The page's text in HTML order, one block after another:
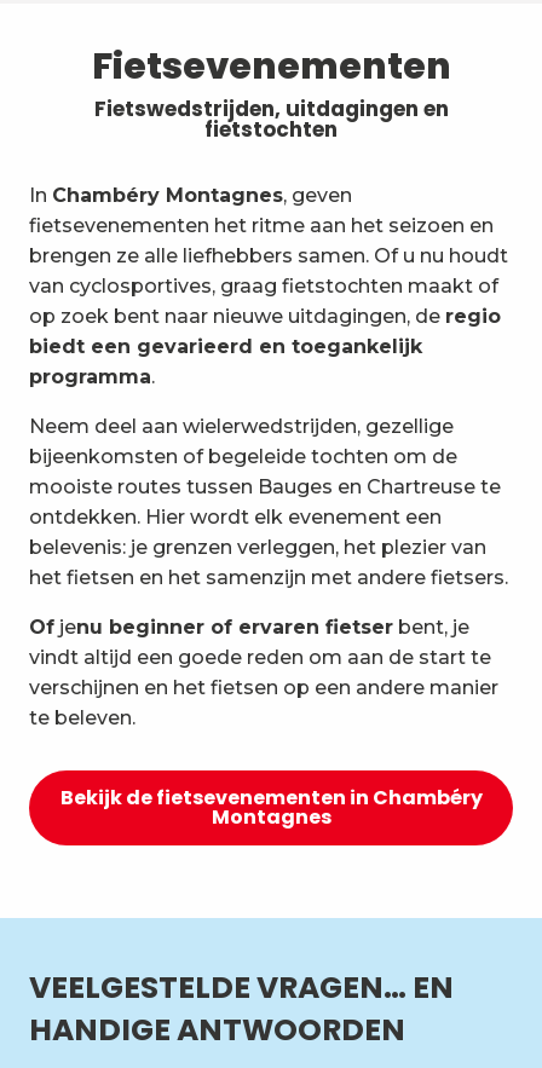
Fietsevenementen
Fietswedstrijden, uitdagingen en
fietstochten
In Chambéry Montagnes, geven
fietsevenementen het ritme aan het seizoen en
brengen ze alle liefhebbers samen. Of u nu houdt
van cyclosportives, graag fietstochten maakt of
op zoek bent naar nieuwe uitdagingen, de regio
biedt een gevarieerd en toegankelijk
programma.
Neem deel aan wielerwedstrijden, gezellige
bijeenkomsten of begeleide tochten om de
mooiste routes tussen Bauges en Chartreuse te
ontdekken. Hier wordt elk evenement een
belevenis: je grenzen verleggen, het plezier van
het fietsen en het samenzijn met andere fietsers.
Of jenu beginner of ervaren fietser bent, je
vindt altijd een goede reden om aan de start te
verschijnen en het fietsen op een andere manier
te beleven.
Bekijk de fietsevenementen in Chambéry
Montagnes
VEELGESTELDE VRAGEN… EN
HANDIGE ANTWOORDEN